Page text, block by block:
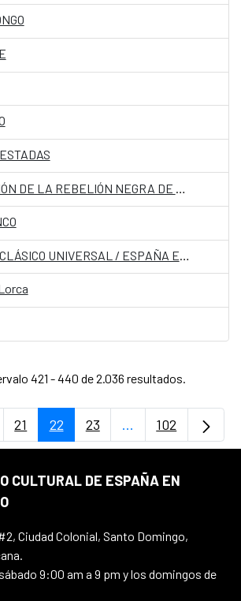
LUIS BUÑUEL, CLÁSICO UNIVERSAL / ESPAÑA EN CORTOS
421 - 440 de 2.036 resultados.
intermedias Use TAB para
Página
21 Página
22 Página
23 ...PáginasPágina
102
CULTURAL DE ESPAÑA EN
Ciudad Colonial, Santo Domingo,
9:00 am a 9 pm y los domingos de